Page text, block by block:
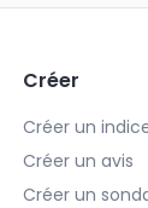
Créer
Créer un
Créer un avis
Créer un